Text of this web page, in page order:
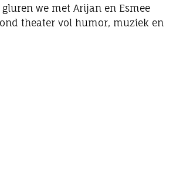
we met Arijan en Esmee
theater vol humor, muziek en